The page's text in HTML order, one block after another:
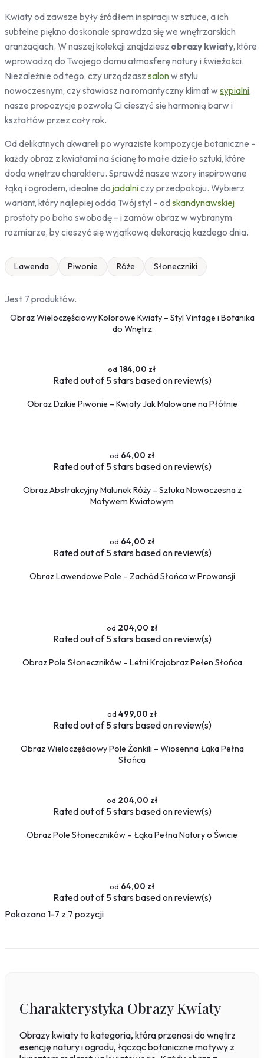
Samochody
Sport
Zwierzęta
Konie
Koty
Jelenie
Ptaki
Kobieta
Erotyczne
Niebo
Słońce
Kwiaty od zawsze były źródłem inspiracji w sztuce, a ich
subtelne piękno doskonale sprawdza się we wnętrzarskich
aranżacjach. W naszej kolekcji znajdziesz obrazy kwiaty, które
wprowadzą do Twojego domu atmosferę natury i świeżości.
Niezależnie od tego, czy urządzasz salon w stylu
nowoczesnym, czy stawiasz na romantyczny klimat w sypialni,
nasze propozycje pozwolą Ci cieszyć się harmonią barw i
kształtów przez cały rok.
Od delikatnych akwareli po wyraziste kompozycje botaniczne –
każdy obraz z kwiatami na ścianę to małe dzieło sztuki, które
doda wnętrzu charakteru. Sprawdź nasze wzory inspirowane
łąką i ogrodem, idealne do jadalniczy przedpokoju. Wybierz
wariant, który najlepiej odda Twój styl – odskandynawskiej
prostoty po boho swobodę – i zamów obraz w wybranym
rozmiarze, by cieszyć się wyjątkową dekoracją każdego dnia.
Lawenda Piwonie Róże Słoneczniki
Jest 7 produktów.
Obraz Wieloczęściowy Kolorowe Kwiaty – Styl Vintage i Botanika
do Wnętrz
184,00 zł
Ratedout of 5 stars based onreview(s)
Obraz Dzikie Piwonie – Kwiaty Jak Malowane na Płótnie
64,00 zł
Ratedout of 5 stars based onreview(s)
Obraz Abstrakcyjny Malunek Róży – Sztuka Nowoczesna z
Motywem Kwiatowym
64,00 zł
Ratedout of 5 stars based onreview(s)
Obraz Lawendowe Pole – Zachód Słońca w Prowansji
204,00 zł
Ratedout of 5 stars based onreview(s)
Obraz Pole Słoneczników – Letni Krajobraz Pełen Słońca
499,00 zł
Ratedout of 5 stars based onreview(s)
Obraz Wieloczęściowy Pole Żonkili – Wiosenna Łąka Pełna
Słońca
204,00 zł
Ratedout of 5 stars based onreview(s)
Obraz Pole Słoneczników – Łąka Pełna Natury o Świcie
64,00 zł
Ratedout of 5 stars based onreview(s)
Pokazano 1-7 z 7 pozycji
Charakterystyka Obrazy Kwiaty
Obrazy kwiaty to kategoria, która przenosi do wnętrz
esencję natury i ogrodu, łącząc botaniczne motywy z